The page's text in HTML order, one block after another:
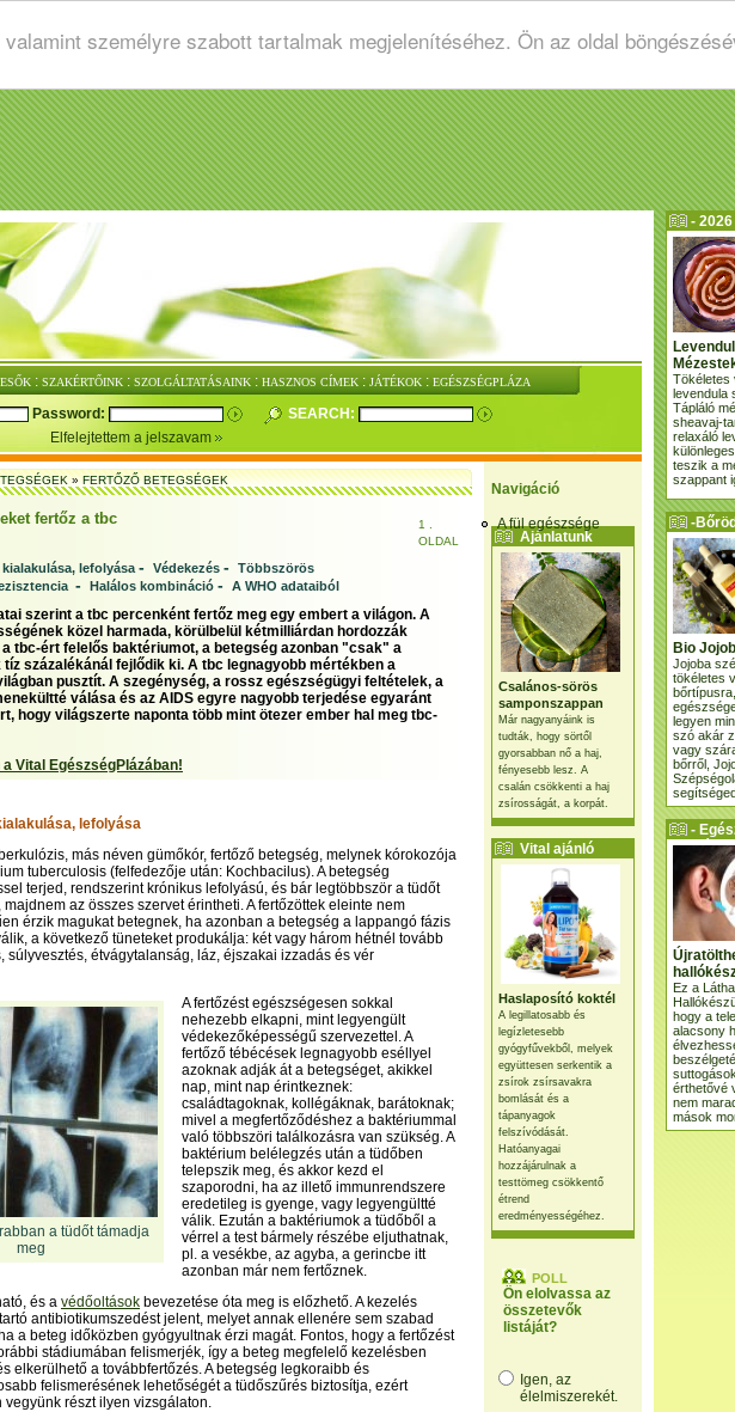
személyre szabott tartalmak megjelenítéséhez. Ön az oldal
: SZAKÉRTŐINK : SZOLGÁLTATÁSAINK : HASZNOS CÍMEK : JÁTÉKOK : EGÉSZSÉGPLÁZA
Password:
SEARCH:
Elfelejtettem a jelszavam
Navigáció
A fül egészsége
Ajánlatunk
Csalános-sörös
samponszappan
Már nagyanyáink is
tudták, hogy sörtől
gyorsabban nő a haj,
fényesebb lesz. A
csalán csökkenti a haj
zsírosságát, a korpát.
Vital ajánló
Haslaposító koktél
A legillatosabb és
legízletesebb
gyógyfűvekből, melyek
együttesen serkentik a
zsírok zsírsavakra
bomlását és a
tápanyagok
felszívódását.
Hatóanyagai
hozzájárulnak a
testtömeg csökkentő
étrend
eredményességéhez.
POLL
Ön elolvassa az
összetevők
listáját?
Igen, az
élelmiszerekét.
»FERTŐZŐ BETEGSÉGEK
fertőz a tbc
1 .
OLDAL
lefolyása - Védekezés - Többszörös
- Halálos kombináció - A WHO adataiból
szerint a tbc percenként fertőz meg egy embert a világon. A
közel harmada, körülbelül kétmilliárdan hordozzák
tbc-ért felelős baktériumot, a betegség azonban "csak" a
százalékánál fejlődik ki. A tbc legnagyobb mértékben a
pusztít. A szegénység, a rossz egészségügyi feltételek, a
válása és az AIDS egyre nagyobb terjedése egyaránt
hogy világszerte naponta több mint ötezer ember hal meg tbc-
Vital EgészségPlázában!
lefolyása
más néven gümőkór, fertőző betegség, melynek kórokozója
tuberculosis (felfedezője után: Kochbacilus). A betegség
terjed, rendszerint krónikus lefolyású, és bár legtöbbször a tüdőt
az összes szervet érintheti. A fertőzöttek eleinte nem
érzik magukat betegnek, ha azonban a betegség a lappangó fázis
a következő tüneteket produkálja: két vagy három hétnél tovább
súlyvesztés, étvágytalanság, láz, éjszakai izzadás és vér
a tüdőt támadja
meg
A fertőzést egészségesen sokkal
nehezebb elkapni, mint legyengült
védekezőképességű szervezettel. A
fertőző tébécések legnagyobb eséllyel
azoknak adják át a betegséget, akikkel
nap, mint nap érintkeznek:
családtagoknak, kollégáknak, barátoknak;
mivel a megfertőződéshez a baktériummal
való többszöri találkozásra van szükség. A
baktérium belélegzés után a tüdőben
telepszik meg, és akkor kezd el
szaporodni, ha az illető immunrendszere
eredetileg is gyenge, vagy legyengültté
válik. Ezután a baktériumok a tüdőből a
vérrel a test bármely részébe eljuthatnak,
pl. a vesékbe, az agyba, a gerincbe itt
azonban már nem fertőznek.
és a védőoltások bevezetése óta meg is előzhető. A kezelés
antibiotikumszedést jelent, melyet annak ellenére sem szabad
a beteg időközben gyógyultnak érzi magát. Fontos, hogy a fertőzést
stádiumában felismerjék, így a beteg megfelelő kezelésben
elkerülhető a továbbfertőzés. A betegség legkoraibb és
felismerésének lehetőségét a tüdőszűrés biztosítja, ezért
vegyünk részt ilyen vizsgálaton.
-
Tökéletes
levendula
Tápláló
sheavaj-
relaxáló
teszik a
szappant
-
Bio
Jojoba
tökéletes
legyen
szó akár
vagy
bőrről,
-
Ez a
hogy a
alacsony
érthetővé
nem
mások